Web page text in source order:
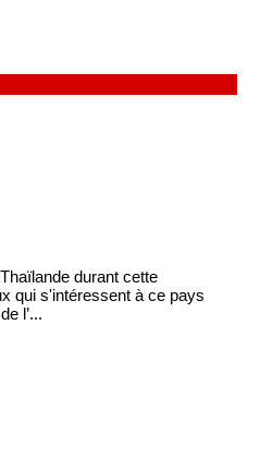
durant cette
qui s'intéressent à ce pays
l’...